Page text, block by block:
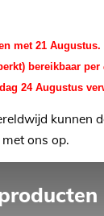
met 21 Augustus.
bereikbaar per
24 Augustus
kunnen
ons op.